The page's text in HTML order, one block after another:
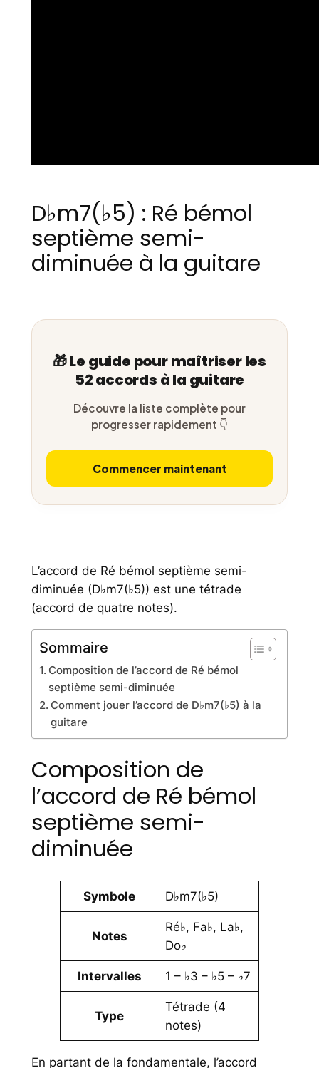
D♭m7(♭5) : Ré bémol
septième semi-
diminuée à la guitare
🎁 Le guide pour maîtriser les
52 accords à la guitare
Découvre la liste complète pour
progresser rapidement 👇
Commencer maintenant
L’accord de Ré bémol septième semi-
diminuée (D♭m7(♭5)) est une tétrade
(accord de quatre notes).
Sommaire
Composition de l’accord de Ré bémol
septième semi-diminuée
Comment jouer l’accord de D♭m7(♭5) à la
guitare
Composition de
l’accord de Ré bémol
septième semi-
diminuée
Symbole D♭m7(♭5)
Notes
Ré♭, Fa♭, La♭,
Do♭
Intervalles 1 – ♭3 – ♭5 – ♭7
Type
Tétrade (4
notes)
En partant de la fondamentale, l’accord